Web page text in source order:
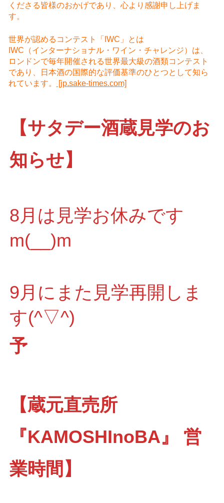
くださる皆様のおかげであり、心より感謝申し上げま
す。
世界が認めるコンテスト「IWC」とは
IWC（インターナショナル・ワイン・チャレンジ）は、
ロンドンで毎年開催される世界最大級の酒類コンテスト
であり、日本酒の国際的な評価基準のひとつとして知ら
れています。
[jp.sake-times.com]
【サタデー酒蔵見学のお
知らせ】
8月は見学お休みです
m(__)m
9月にまた見学再開しま
す(^▽^)
予
【蔵元直売所
『KAMOSHInoBA』 営
業時間】